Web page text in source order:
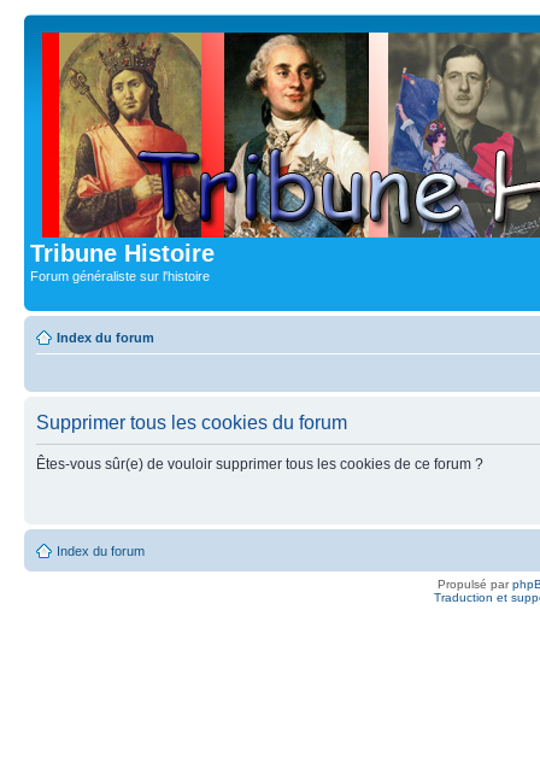
Tribune Histoire
Forum généraliste sur l'histoire
Index du forum
Supprimer tous les cookies du forum
Êtes-vous sûr(e) de vouloir supprimer tous les cookies de ce forum ?
Index du forum
Propulsé par
Traduction et